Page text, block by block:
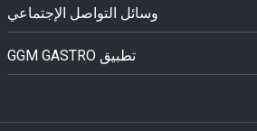
وسائل التواصل الإجتماعي
GGM GASTRO تطبيق